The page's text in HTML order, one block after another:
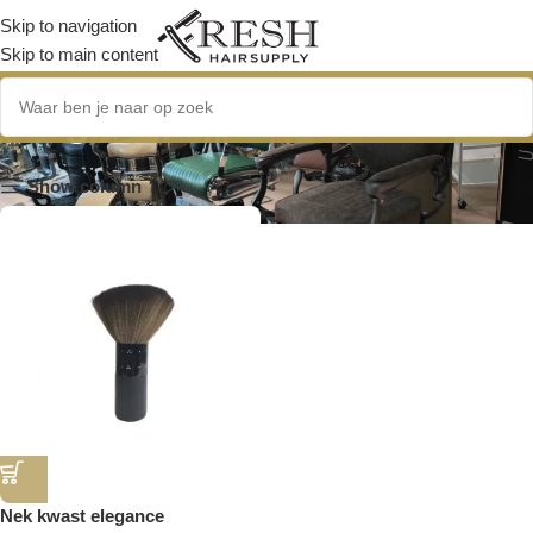
Skip to navigation
Skip to main content
Elegance
Show column
Nek kwast elegance